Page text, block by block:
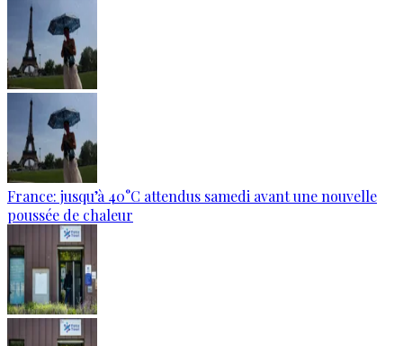
France: jusqu’à 40°C attendus samedi avant une nouvelle
poussée de chaleur